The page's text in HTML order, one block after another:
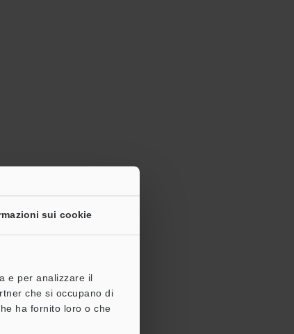
sui cookie
e per analizzare il
che si occupano di
ha fornito loro o che